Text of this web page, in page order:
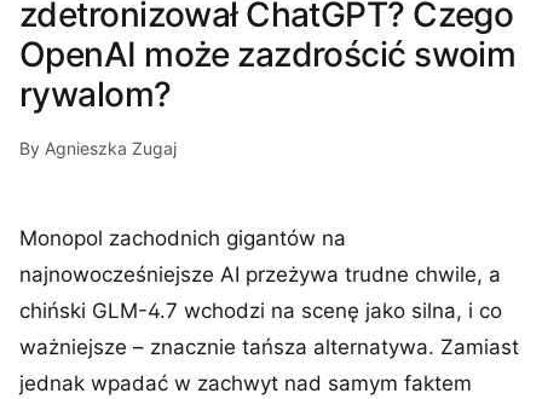
zdetronizował ChatGPT? Czego
OpenAI może zazdrościć swoim
rywalom?
By Agnieszka Zugaj
Monopol zachodnich gigantów na
najnowocześniejsze AI przeżywa trudne chwile, a
chiński GLM-4.7 wchodzi na scenę jako silna, i co
ważniejsze – znacznie tańsza alternatywa. Zamiast
jednak wpadać w zachwyt nad samym faktem